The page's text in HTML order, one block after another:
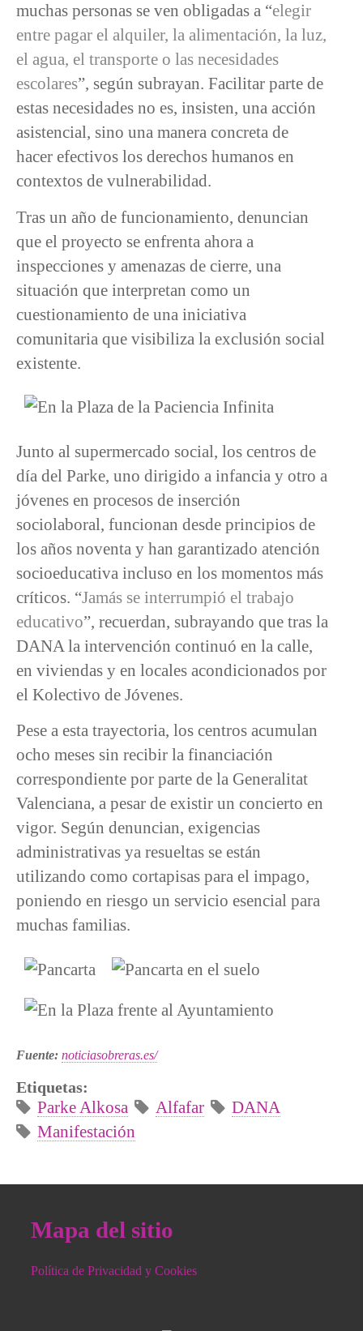
muchas personas se ven obligadas a “elegir
entre pagar el alquiler, la alimentación, la luz,
el agua, el transporte o las necesidades
escolares”, según subrayan. Facilitar parte de
estas necesidades no es, insisten, una acción
asistencial, sino una manera concreta de
hacer efectivos los derechos humanos en
contextos de vulnerabilidad.
Tras un año de funcionamiento, denuncian
que el proyecto se enfrenta ahora a
inspecciones y amenazas de cierre, una
situación que interpretan como un
cuestionamiento de una iniciativa
comunitaria que visibiliza la exclusión social
existente.
Junto al supermercado social, los centros de
día del Parke, uno dirigido a infancia y otro a
jóvenes en procesos de inserción
sociolaboral, funcionan desde principios de
los años noventa y han garantizado atención
socioeducativa incluso en los momentos más
críticos. “Jamás se interrumpió el trabajo
educativo”, recuerdan, subrayando que tras la
DANA la intervención continuó en la calle,
en viviendas y en locales acondicionados por
el Kolectivo de Jóvenes.
Pese a esta trayectoria, los centros acumulan
ocho meses sin recibir la financiación
correspondiente por parte de la Generalitat
Valenciana, a pesar de existir un concierto en
vigor. Según denuncian, exigencias
administrativas ya resueltas se están
utilizando como cortapisas para el impago,
poniendo en riesgo un servicio esencial para
muchas familias.
Fuente: noticiasobreras.es/
Etiquetas:
Parke Alkosa Alfafar
DANA
Manifestación
Mapa del sitio
Política de Privacidad y Cookies